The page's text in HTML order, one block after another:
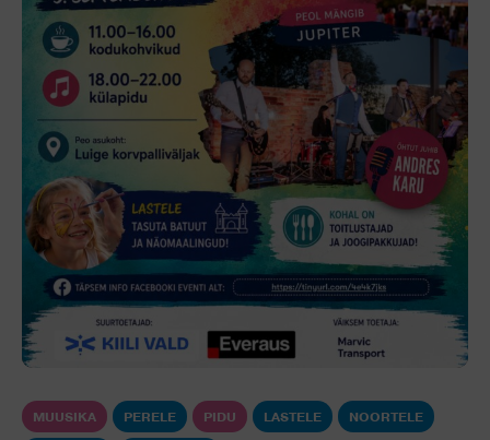
MUUSIKA PERELE PIDU LASTELE NOORTELE